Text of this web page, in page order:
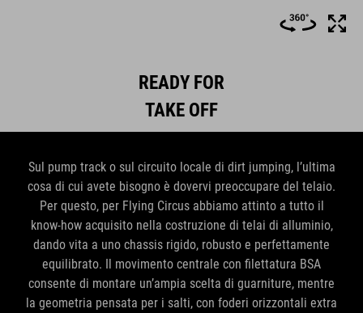
READY FOR
TAKE OFF
Sul pump track o sul circuito locale di dirt jumping, l’ultima
cosa di cui avete bisogno è dovervi preoccupare del telaio.
Per questo, per Flying Circus abbiamo attinto a tutto il
know-how acquisito nella costruzione di telai di alluminio,
dando vita a uno chassis rigido, robusto e perfettamente
equilibrato. Il movimento centrale con filettatura BSA
consente di montare un’ampia scelta di guarniture, mentre
la geometria pensata per i salti, con foderi orizzontali extra